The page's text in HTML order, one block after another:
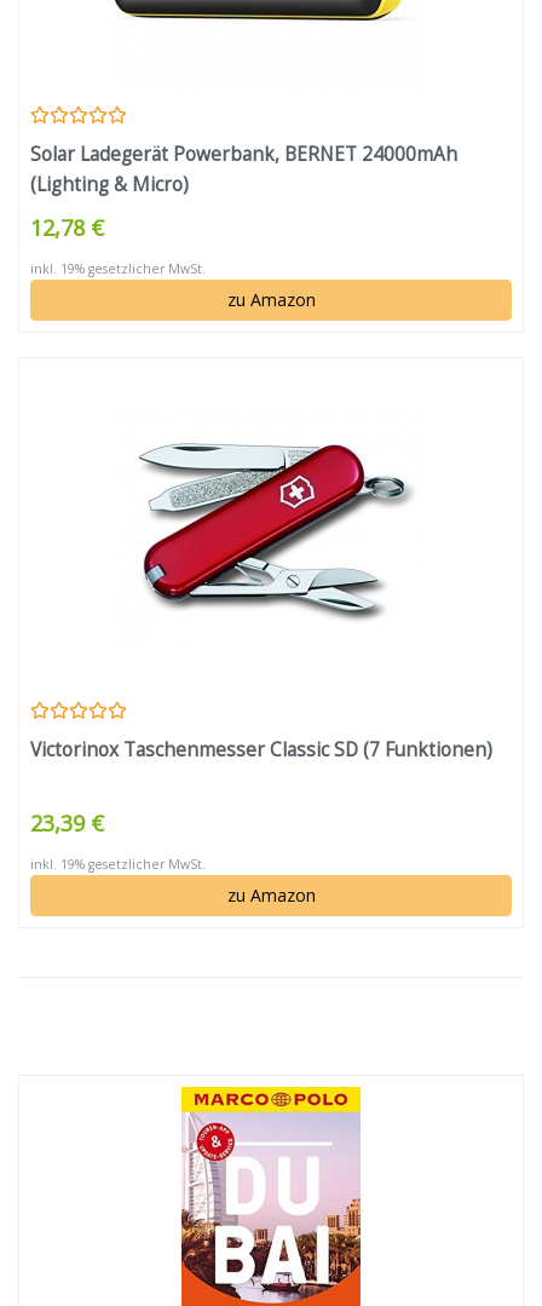
Solar Ladegerät Powerbank, BERNET 24000mAh
(Lighting & Micro)
12,78 €
inkl. 19% gesetzlicher MwSt.
zu Amazon
Victorinox Taschenmesser Classic SD (7 Funktionen)
23,39 €
inkl. 19% gesetzlicher MwSt.
zu Amazon